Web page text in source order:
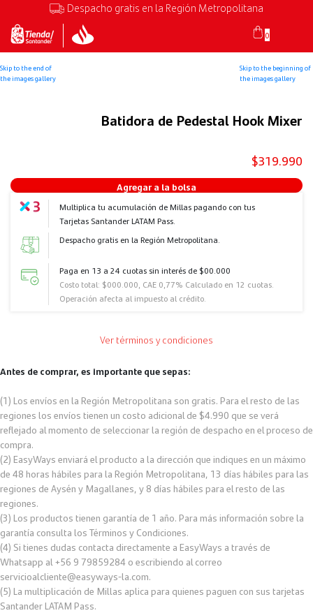
Despacho gratis en la Región Metropolitana
0
Skip to the end of
the images gallery
Skip to the beginning of
the images gallery
Batidora de Pedestal Hook Mixer
$319.990
Agregar a la bolsa
Multiplica tu acumulación de Millas pagando con tus
Tarjetas Santander LATAM Pass.
Despacho gratis en la Región Metropolitana.
Paga en 13 a 24 cuotas sin interés de $00.000
Costo total: $000.000, CAE 0,77% Calculado en 12 cuotas.
Operación afecta al impuesto al crédito.
Ver términos y condiciones
Antes de comprar, es importante que sepas:
(1) Los envíos en la Región Metropolitana son gratis. Para el resto de las
regiones los envíos tienen un costo adicional de $4.990 que se verá
reflejado al momento de seleccionar la región de despacho en el proceso de
compra.
(2) EasyWays enviará el producto a la dirección que indiques en un máximo
de 48 horas hábiles para la Región Metropolitana, 13 días hábiles para las
regiones de Aysén y Magallanes, y 8 días hábiles para el resto de las
regiones.
(3) Los productos tienen garantía de 1 año. Para más información sobre la
garantía consulta los Términos y Condiciones.
(4) Si tienes dudas contacta directamente a EasyWays a través de
Whatsapp al +56 9 79859284 o escribiendo al correo
servicioalcliente@easyways-la.com.
(5) La multiplicación de Millas aplica para quienes paguen con sus tarjetas
Santander LATAM Pass.